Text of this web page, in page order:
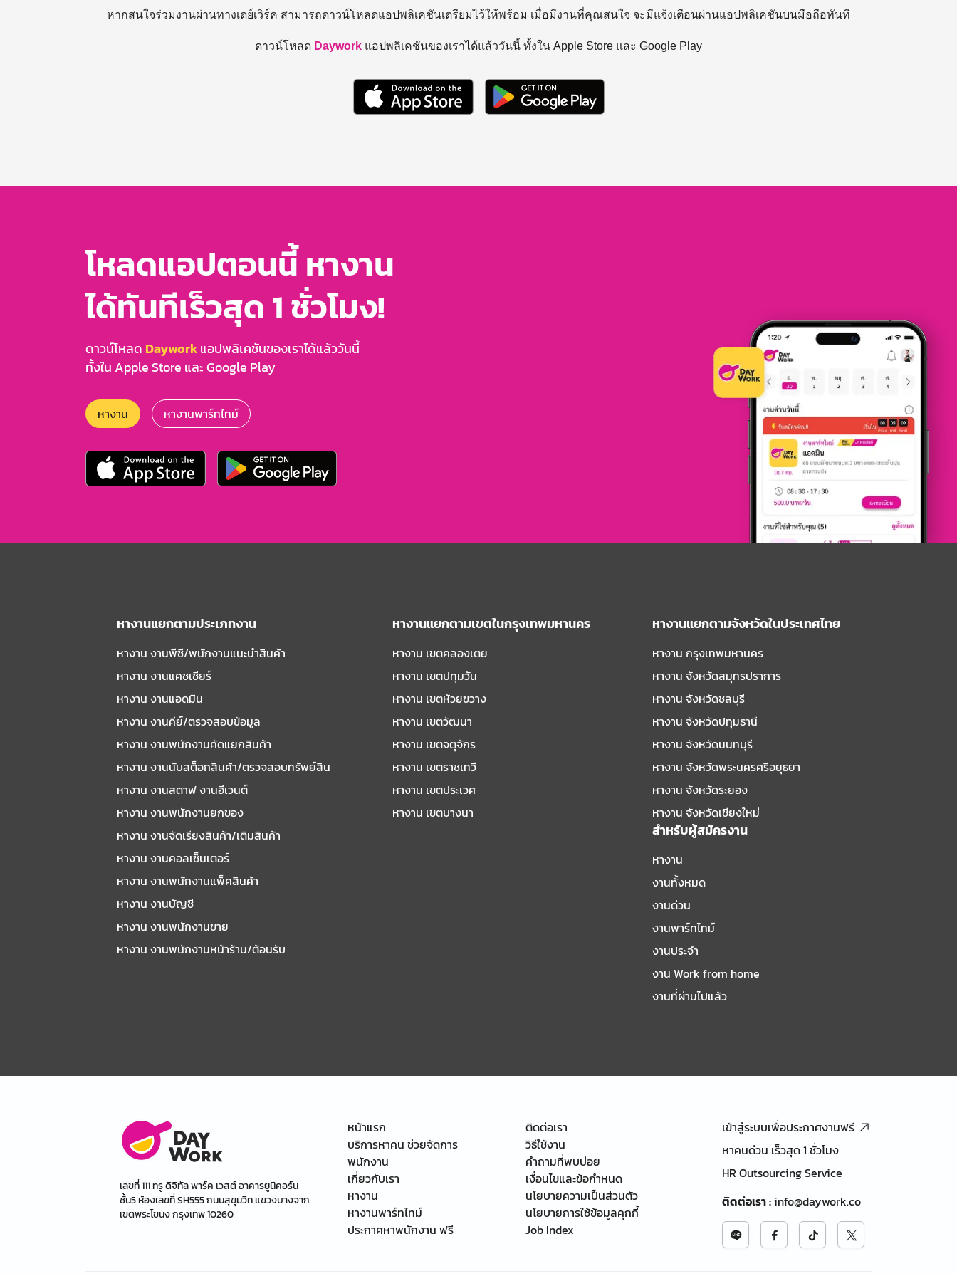
หากสนใจร่วมงานผ่านทางเดย์เวิร์ค สามารถดาวน์โหลดแอปพลิเคชันเตรียมไว้ให้พร้อม เมื่อมีงานที่คุณสนใจ จะมีแจ้งเตือนผ่านแอปพลิเคชันบนมือถือทันที
ดาวน์โหลด Daywork แอปพลิเคชันของเราได้แล้ววันนี้ ทั้งใน Apple Store และ Google Play
โหลดแอปตอนนี้ หางาน
ได้ทันทีเร็วสุด 1 ชั่วโมง!
ดาวน์โหลด Dayworkแอปพลิเคชันของเราได้แล้ววันนี้
ทั้งใน Apple Store และ Google Play
หางาน หางานพาร์ทไทม์
หางานแยกตามประเภทงาน
หางาน งานพีซี/พนักงานแนะนําสินค้า
หางาน งานแคชเชียร์
หางาน งานแอดมิน
หางาน งานคีย์/ตรวจสอบข้อมูล
หางาน งานพนักงานคัดแยกสินค้า
หางาน งานนับสต็อกสินค้า/ตรวจสอบทรัพย์สิน
หางาน งานสตาฟ งานอีเวนต์
หางาน งานพนักงานยกของ
หางาน งานจัดเรียงสินค้า/เติมสินค้า
หางาน งานคอลเซ็นเตอร์
หางาน งานพนักงานแพ็คสินค้า
หางาน งานบัญชี
หางาน งานพนักงานขาย
หางาน งานพนักงานหน้าร้าน/ต้อนรับ
หางานแยกตามเขตในกรุงเทพมหานคร
หางาน เขตคลองเตย
หางาน เขตปทุมวัน
หางาน เขตห้วยขวาง
หางาน เขตวัฒนา
หางาน เขตจตุจักร
หางาน เขตราชเทวี
หางาน เขตประเวศ
หางาน เขตบางนา
หางานแยกตามจังหวัดในประเทศไทย
หางาน กรุงเทพมหานคร
หางาน จังหวัดสมุทรปราการ
หางาน จังหวัดชลบุรี
หางาน จังหวัดปทุมธานี
หางาน จังหวัดนนทบุรี
หางาน จังหวัดพระนครศรีอยุธยา
หางาน จังหวัดระยอง
หางาน จังหวัดเชียงใหม่
สำหรับผู้สมัครงาน
หางาน
งานทั้งหมด
งานด่วน
งานพาร์ทไทม์
งานประจำ
งาน Work from home
งานที่ผ่านไปแล้ว
เลขที่ 111 ทรู ดิจิทัล พาร์ค เวสต์ อาคารยูนิคอร์น
ชั้น5 ห้องเลขที่ SH555 ถนนสุขุมวิท แขวงบางจาก
เขตพระโขนง กรุงเทพ 10260
หน้าแรก
บริการหาคน ช่วยจัดการ
พนักงาน
เกี่ยวกับเรา
หางาน
หางานพาร์ทไทม์
ประกาศหาพนักงาน ฟรี
ติดต่อเรา
วิธีใช้งาน
คำถามที่พบบ่อย
เงื่อนไขและข้อกำหนด
นโยบายความเป็นส่วนตัว
นโยบายการใช้ข้อมูลคุกกี้
Job Index
เข้าสู่ระบบเพื่อประกาศงานฟรี
หาคนด่วน เร็วสุด 1 ชั่วโมง
HR Outsourcing Service
ติดต่อเรา:info@daywork.co